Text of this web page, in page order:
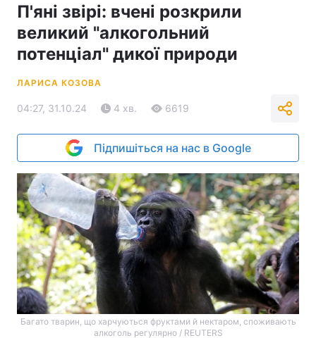
П'яні звірі: вчені розкрили
великий "алкогольний
потенціал" дикої природи
ЛАРИСА КОЗОВА
04:27, 31.10.24 4 хв. 6619
Підпишіться на нас в Google
Багато тварин, що харчуються фруктами й нектаром, споживають
алкоголь регулярно / REUTERS